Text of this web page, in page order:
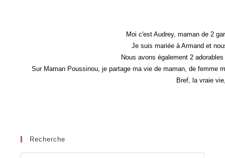
Moi c'est Audrey, maman de 2
Je suis mariée à Armand et
Nous avons également 2
Sur Maman Poussinou, je partage ma vie de maman, de femme
Bref, la vraie
Recherche